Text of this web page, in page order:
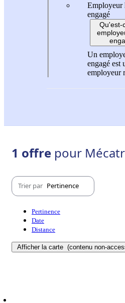
Employeur
engagé
Qu'est-
Un
engagé est
employeur
1 offre pour
Trier par Pertinence
Pertinence
Date
Distance
Afficher la carte (contenu non-